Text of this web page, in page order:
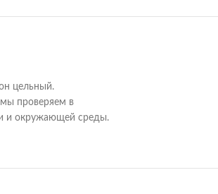
цельный.
проверяем в
и окружающей среды.